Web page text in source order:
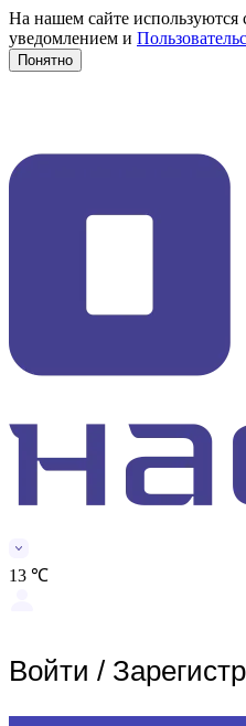
На нашем сайте используются
уведомлением и
Понятно
13 ℃
Войти /